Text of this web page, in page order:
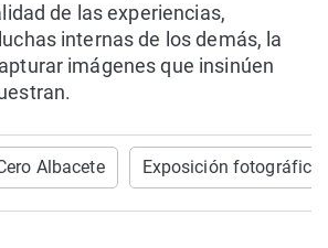
de las experiencias,
internas de los demás, la
imágenes que insinúen
Albacete Exposición fotográfica